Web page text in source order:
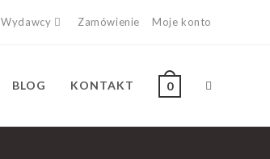
Wydawcy Zamówienie Moje konto
BLOG KONTAKT 0